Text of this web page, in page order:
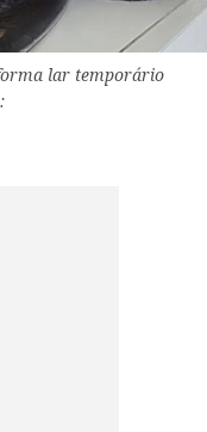
lar temporário